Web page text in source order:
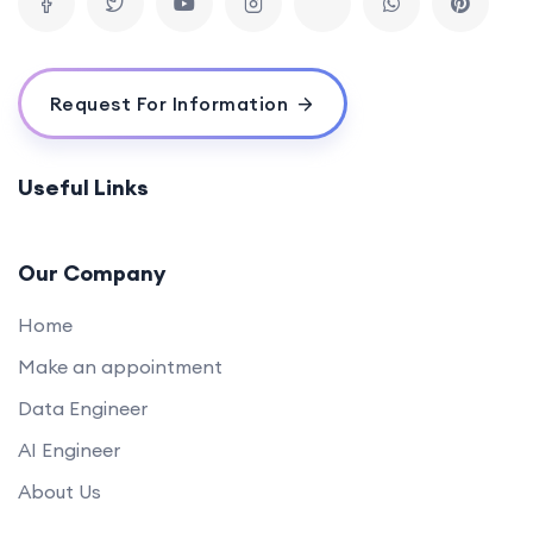
Request For Information
Useful Links
Our Company
Home
Make an appointment
Data Engineer
AI Engineer
About Us